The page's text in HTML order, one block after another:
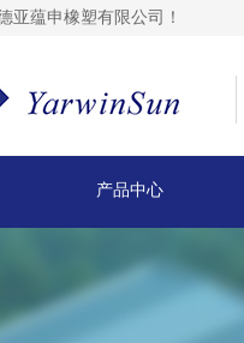
亚蕴申橡塑有限公司！
产品中心